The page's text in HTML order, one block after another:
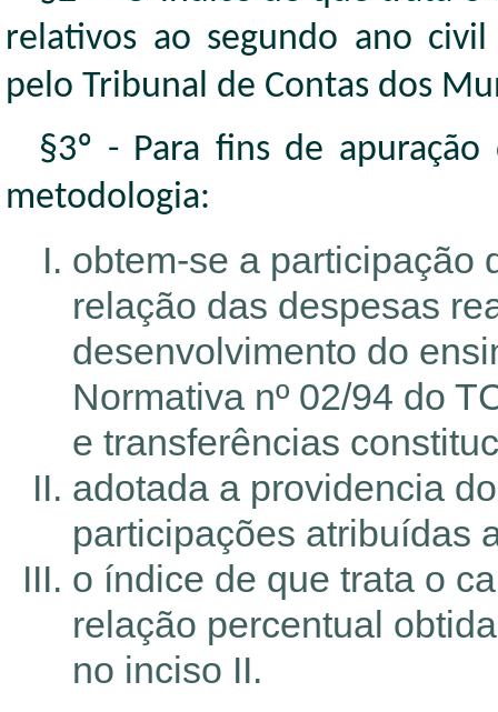
relativos ao segundo ano
pelo Tribunal de Contas dos
§3º - Para fins de
metodologia:
obtem-se a participação
relação das despesas
desenvolvimento do
Normativa nº 02/94 do
e transferências
adotada a providencia
participações atribuídas
o índice de que trata o
relação percentual
no inciso II.